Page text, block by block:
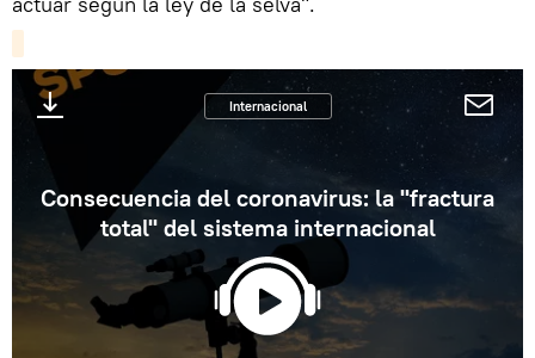
Internacional
Consecuencia del coronavirus: la "fractura
total" del sistema internacional